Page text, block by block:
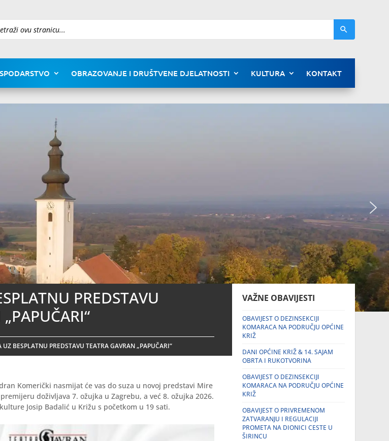
OBRAZOVANJE I DRUŠTVENE DJELATNOSTI KULTURA KONTAKT
PREDSTAVU
UZ BESPLATNU PREDSTAVU TEATRA GAVRAN „PAPUČARI“
Komerički nasmijat će vas do suza u novoj predstavi Mire
doživljava 7. ožujka u Zagrebu, a već 8. ožujka 2026.
Josip Badalić u Križu s početkom u 19 sati.
VAŽNE OBAVIJESTI
OBAVIJEST O DEZINSEKCIJI
KOMARACA NA PODRUČJU OPĆINE
KRIŽ
DANI OPĆINE KRIŽ & 14. SAJAM
OBRTA I RUKOTVORINA
OBAVIJEST O DEZINSEKCIJI
KOMARACA NA PODRUČJU OPĆINE
KRIŽ
OBAVIJEST O PRIVREMENOM
ZATVARANJU I REGULACIJI
PROMETA NA DIONICI CESTE U
ŠIRINCU